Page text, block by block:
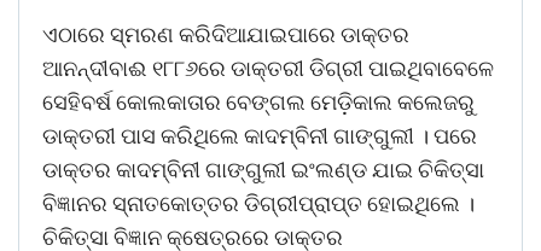
ଏଠାରେ ସ୍ମରଣ କରିଦିଆଯାଇପାରେ ଡାକ୍ତର
ଆନନ୍ଦୀବାଈ ୧୮୮୬ରେ ଡାକ୍ତରୀ ଡିଗ୍ରୀ ପାଇଥିବାବେଳେ
ସେହିବର୍ଷ କୋଲକାତାର ବେଙ୍ଗଲ ମେଡ଼ିକାଲ କଲେଜରୁ
ଡାକ୍ତରୀ ପାସ କରିଥିଲେ କାଦମ୍ବିନୀ ଗାଙ୍ଗୁଲୀ । ପରେ
ଡାକ୍ତର କାଦମ୍ବିନୀ ଗାଙ୍ଗୁଲୀ ଇଂଲଣ୍ଡ ଯାଇ ଚିକିତ୍ସା
ବିଜ୍ଞାନର ସ୍ନାତକୋତ୍ତର ଡିଗ୍ରୀପ୍ରାପ୍ତ ହୋଇଥିଲେ ।
ଚିକିତ୍ସା ବିଜ୍ଞାନ କ୍ଷେତ୍ରରେ ଡାକ୍ତର